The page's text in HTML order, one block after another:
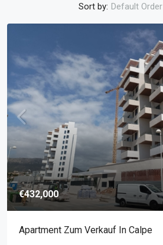
Sort by: Default Order
€432,000
Apartment Zum Verkauf In Calpe